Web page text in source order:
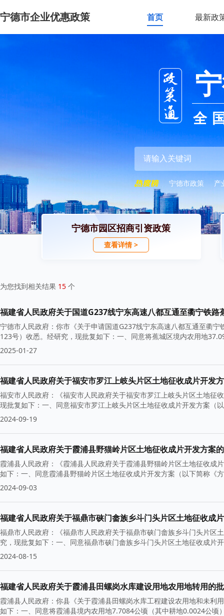
宁德市企业优惠政策 首页 最新政
全
宁德市政策 产
宁德市园区招商引资政策
查看详情 >
为您找到相关结果 15 个
福建省人民政府关于国道G237线宁东高速八都互通至衢宁铁
宁德市人民政府：你市《关于申请国道G237线宁东高速八都互通至衢
123号）收悉。经研究，现批复如下：一、同意将蕉城区境内农用地
2025-01-27
福建省人民政府关于福安市罗江上岐头片区土地征收成片开发
福安市人民政府：《福安市人民政府关于福安市罗江上岐头片区土地
现批复如下：一、同意福安市罗江上岐头片区土地征收成片开发方案（
2024-09-19
福建省人民政府关于霞浦县野猫岭片区土地征收成片开发方案
霞浦县人民政府：《霞浦县人民政府关于霞浦县野猫岭片区土地征收
如下：一、同意霞浦县野猫岭片区土地征收成片开发方案（以下简称《
2024-09-03
福建省人民政府关于福鼎市硖门畲族乡斗门头片区土地征收成
福鼎市人民政府：《福鼎市人民政府关于福鼎市硖门畲族乡斗门头片
究，现批复如下：一、同意福鼎市硖门畲族乡斗门头片区土地征收成片
2024-08-15
福建省人民政府关于霞浦县田螺岗水库建设用地农用地转用的
霞浦县人民政府：你县《关于霞浦县田螺岗水库工程建设农用地和未
如下：一、同意将霞浦县境内农用地7.7084公顷（其中耕地0.0024公顷